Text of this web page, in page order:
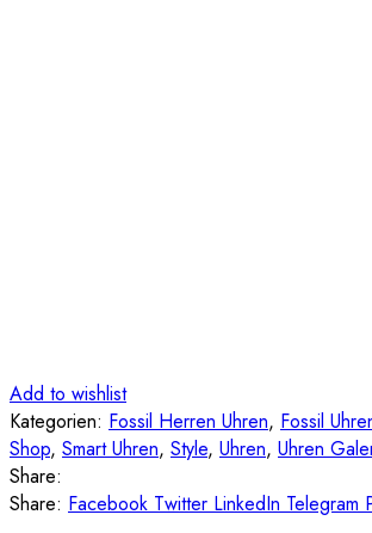
Add to wishlist
Kategorien: Fossil Herren Uhren, Fossil
Shop, Smart Uhren, Style, Uhren, Uhren
Share:
Share: Facebook Twitter LinkedIn Telegram